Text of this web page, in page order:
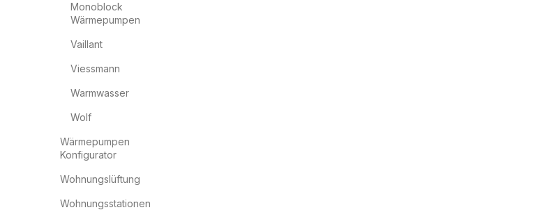
Monoblock
Wärmepumpen
Vaillant
Viessmann
Warmwasser
Wolf
Wärmepumpen
Konfigurator
Wohnungslüftung
Wohnungsstationen